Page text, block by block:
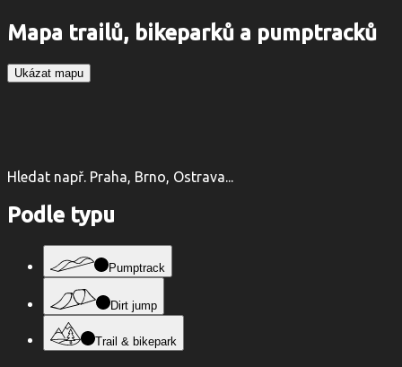
Mapa trailů, bikeparků a pumptracků
Ukázat mapu
Hledat např. Praha, Brno, Ostrava...
Podle typu
Pumptrack
Dirt jump
Trail & bikepark